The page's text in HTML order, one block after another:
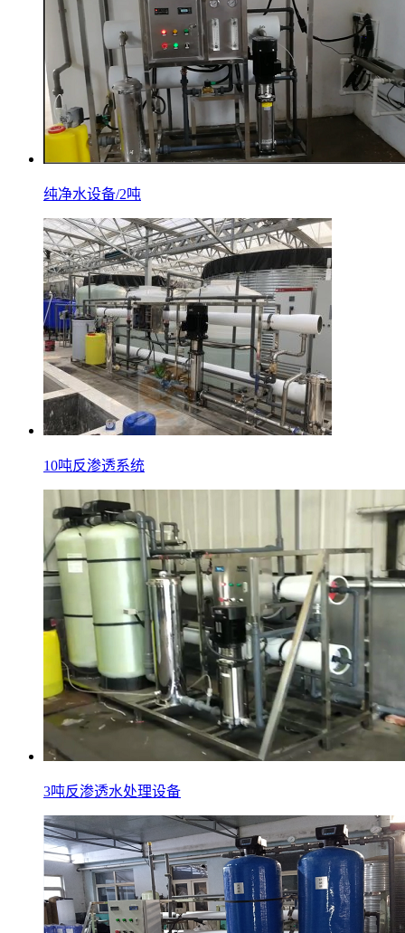
纯净水设备/2吨
10吨反渗透系统
3吨反渗透水处理设备